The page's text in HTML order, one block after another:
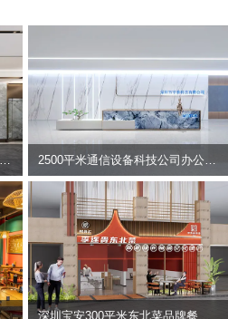
2500平米通信设备科技公司办公室设计 | 宇泰科技
特色烧烤店装修实景图-都晓得李不管